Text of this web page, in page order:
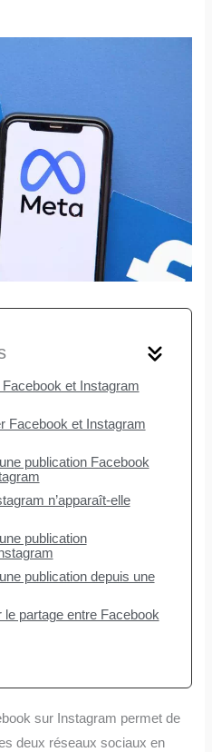
et Instagram
Facebook et Instagram
publication Facebook
n’apparaît-elle
publication
publication depuis une
partage entre Facebook
sur Instagram permet de
deux réseaux sociaux en